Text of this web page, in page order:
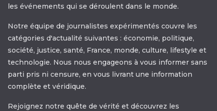
les événements qui se déroulent dans le monde.
Notre équipe de journalistes expérimentés couvre les
catégories d'actualité suivantes : économie, politique,
société, justice, santé, France, monde, culture, lifestyle et
technologie. Nous nous engageons à vous informer sans
parti pris ni censure, en vous livrant une information
complète et véridique.
Rejoignez notre quête de vérité et découvrez les